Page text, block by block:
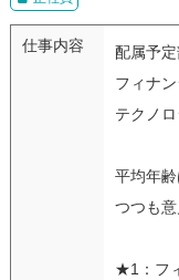
仕事内容
配属予
フィナ
テクノ
平均年
つつも意
★1：フ